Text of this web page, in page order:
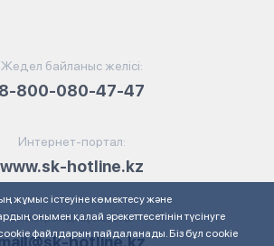
Жедел байланыс желісі:
8-800-080-47-47
Интернет-портал:
www.sk-hotline.kz
Электрондық пошта:
жұмыс істеуіне көмектесу және
онымен қалай әрекеттесетінін түсінуге
файлдарын пайдаланады. Біз бұл cookie